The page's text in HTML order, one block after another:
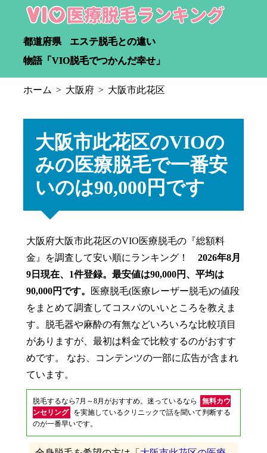
都道府県
エステ脱毛との違い
物語「VIO脱毛でつかんだ幸せ」
ホーム 大阪府 大阪市此花区
大阪市此花区のVIOの
みの医療脱毛で一番安
いのは90,000円です
大阪府大阪市此花区のVIO医療脱毛の『総額料
金』を調査して安い順にランキング！ 2026年8月
9日現在、1件登録。最安値は90,000円、平均は
90,000円です。
医療脱毛(医療レーザー脱毛)の値段
をまとめて調査してコスパのいいところを教えま
す。脱毛器や麻酔の有無などいろいろな比較項目
がありますが、最初は料金で比較するのがおすす
めです。 なお、コンテンツの一部に広告が含まれ
ています。
脱毛するなら7月～8月がおすすめ。迷っているなら
無料カウ
ンセリング
を実施しているクリニックで話を聞いて判断する
のが一番早いです。